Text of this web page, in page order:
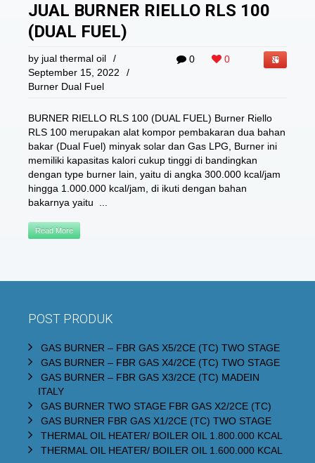
JUAL BURNER RIELLO RLS 100
(DUAL FUEL)
0 0
by jual thermal oil
/
September 15, 2022
/
Burner Dual Fuel
BURNER RIELLO RLS 100 (DUAL FUEL) Burner Riello
RLS 100 merupakan alat kompor pembakaran dua bahan
bakar (Dual Fuel) minyak solar dan Gas LPG, Burner ini
memiliki kapasitas kalori cukup tinggi di bandingkan
dengan type burner lain, yaitu di angka 300.000 kcal/jam
hingga 1.000.000 kcal/jam, di ikuti dengan bahan
bakarnya yaitu ...
Read More
POST PRODUK
GAS BURNER – FBR GAS X5/2CE (TC) TWO STAGE
GAS BURNER – FBR GAS X4/2CE (TC) TWO STAGE
GAS BURNER – FBR GAS X3/2CE (TC) MADEIN
ITALY
GAS BURNER TWO STAGE FBR GAS X2/2CE (TC)
GAS BURNER FBR GAS X1/2CE (TC) TWO STAGE
THERMAL OIL HEATER/ BOILER OIL 1.800.000 KCAL
THERMAL OIL HEATER/ BOILER OIL 1.600.000 KCAL